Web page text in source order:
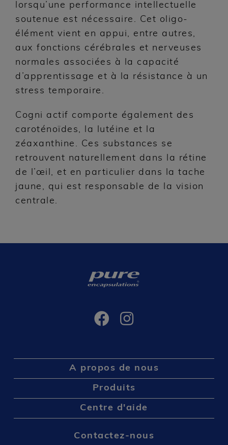
lorsqu’une performance intellectuelle
soutenue est nécessaire. Cet oligo-
élément vient en appui, entre autres,
aux fonctions cérébrales et nerveuses
normales associées à la capacité
d’apprentissage et à la résistance à un
stress temporaire.
Cogni actif comporte également des
caroténoïdes, la lutéine et la
zéaxanthine. Ces substances se
retrouvent naturellement dans la rétine
de l’œil, et en particulier dans la tache
jaune, qui est responsable de la vision
centrale.
A propos de nous
Produits
Centre d'aide
Contactez-nous